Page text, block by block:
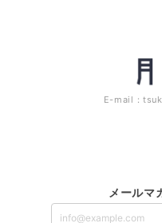
E-mail：
メールマ